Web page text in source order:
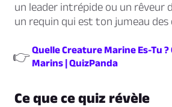
un leader intrépide ou un rêveur
un requin qui est ton jumeau des
👉 Quelle Creature Marine Es-Tu
Marins | QuizPanda
Ce que ce quiz révèle